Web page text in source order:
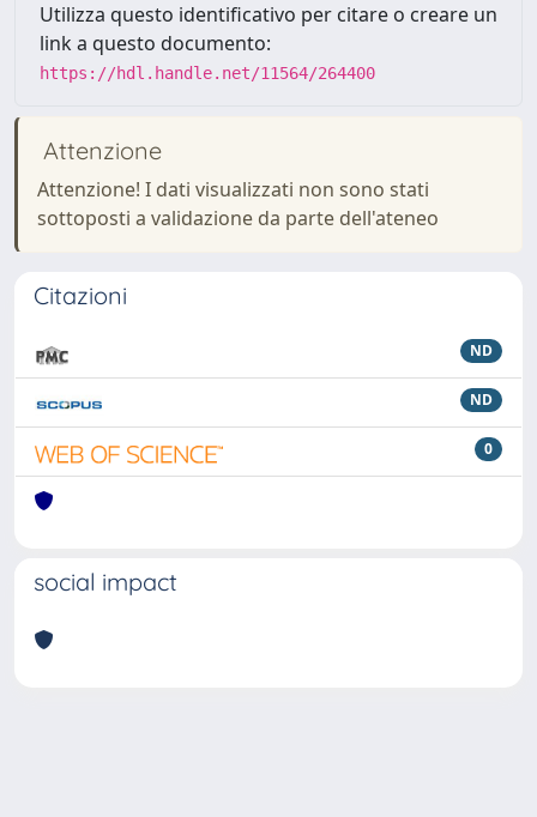
Utilizza questo identificativo per citare o creare un
link a questo documento:
https://hdl.handle.net/11564/264400
Attenzione
Attenzione! I dati visualizzati non sono stati
sottoposti a validazione da parte dell'ateneo
Citazioni
ND
ND
0
social impact